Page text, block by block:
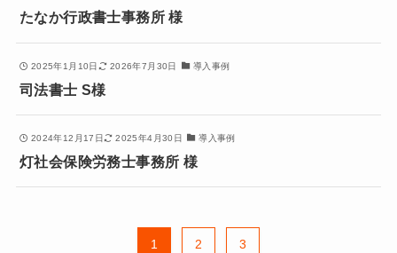
たなか行政書士事務所 様
2025年1月10日 2026年7月30日 導入事例
司法書士 S様
2024年12月17日 2025年4月30日 導入事例
灯社会保険労務士事務所 様
1 2 3